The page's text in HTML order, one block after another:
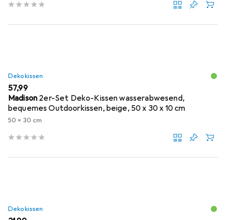
Dekokissen
EUR
57,99
Madison 2er-Set Deko-Kissen wasserabwesend,
bequemes Outdoorkissen, beige, 50 x 30 x 10 cm
50 x 30 cm
Dekokissen